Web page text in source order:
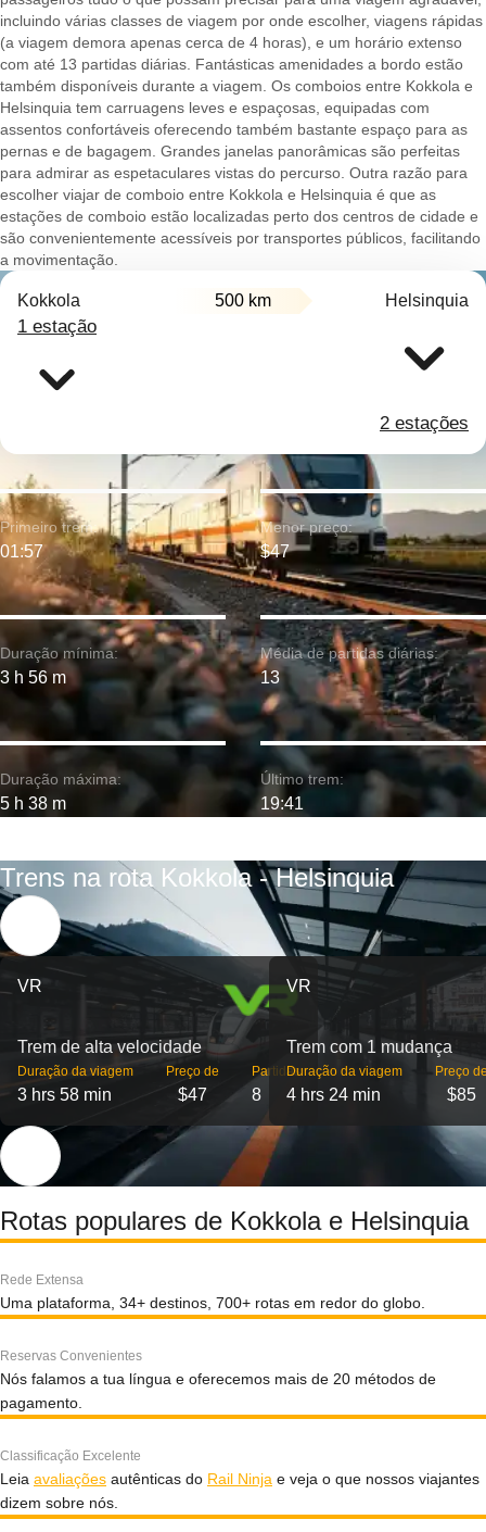
incluindo várias classes de viagem por onde escolher, viagens rápidas
(a viagem demora apenas cerca de 4 horas), e um horário extenso
com até 13 partidas diárias. Fantásticas amenidades a bordo estão
também disponíveis durante a viagem. Os comboios entre Kokkola e
Helsinquia tem carruagens leves e espaçosas, equipadas com
assentos confortáveis oferecendo também bastante espaço para as
pernas e de bagagem. Grandes janelas panorâmicas são perfeitas
para admirar as espetaculares vistas do percurso. Outra razão para
escolher viajar de comboio entre Kokkola e Helsinquia é que as
estações de comboio estão localizadas perto dos centros de cidade e
são convenientemente acessíveis por transportes públicos, facilitando
a movimentação.
Kokkola 500 km Helsinquia
1 estação
2 estações
Duração mínima:
3 h 56 m
Primeiro trem:
01:57
Duração máxima:
5 h 38 m
Menor preço:
$47
Média de partidas diárias:
13
Último trem:
19:41
Trens na rota Kokkola - Helsinquia
VR
Trem de alta velocidade
Duração da viagem
3 hrs 58 min
Preço de
$47
Partidas
8
VR
Trem com 1 mudança
Duração da viagem
4 hrs 24 min
Preço
$85
Rotas populares de Kokkola e Helsinquia
Rede Extensa
Uma plataforma, 34+ destinos, 700+ rotas em redor do globo.
Reservas Convenientes
Nós falamos a tua língua e oferecemos mais de 20 métodos de
pagamento.
Classificação Excelente
Leia avaliações autênticas do Rail Ninja e veja o que nossos viajantes
dizem sobre nós.